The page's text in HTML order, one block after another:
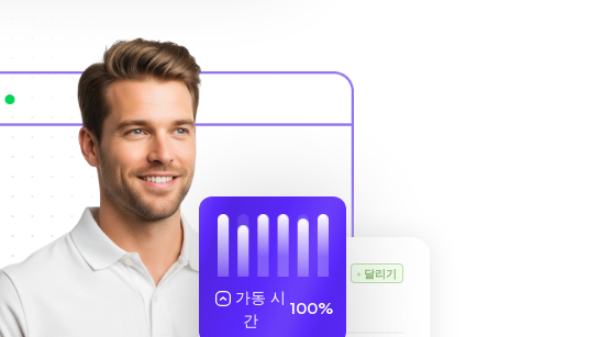
칼의 VPS 달리기
255.189.85.19
가동 시
간
100%